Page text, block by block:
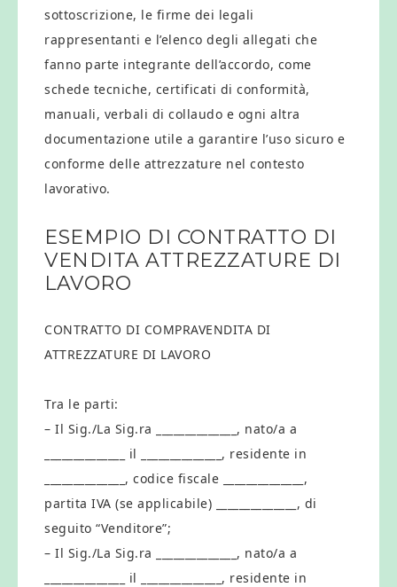
sottoscrizione, le firme dei legali
rappresentanti e l’elenco degli allegati che
fanno parte integrante dell’accordo, come
schede tecniche, certificati di conformità,
manuali, verbali di collaudo e ogni altra
documentazione utile a garantire l’uso sicuro e
conforme delle attrezzature nel contesto
lavorativo.
ESEMPIO DI CONTRATTO DI
VENDITA ATTREZZATURE DI
LAVORO
CONTRATTO DI COMPRAVENDITA DI
ATTREZZATURE DI LAVORO
Tra le parti:
– Il Sig./La Sig.ra ______________, nato/a a
______________ il ______________, residente in
______________, codice fiscale ______________,
partita IVA (se applicabile) ______________, di
seguito “Venditore”;
– Il Sig./La Sig.ra ______________, nato/a a
______________ il ______________, residente in